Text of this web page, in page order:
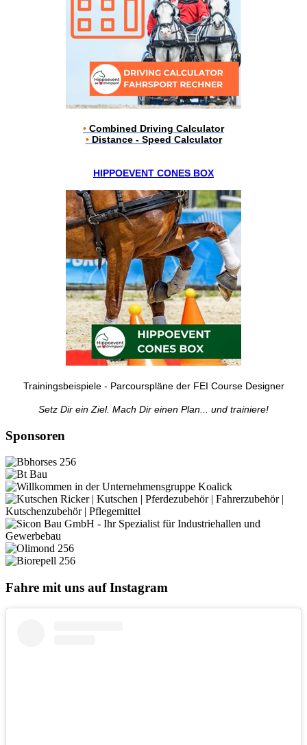
• Combined Driving Calculator
•Distance - Speed Calculator
HIPPOEVENT CONES BOX
Trainingsbeispiele - Parcourspläne der FEI Course Designer
Setz Dir ein Ziel. Mach Dir einen Plan... und trainiere!
Sponsoren
Fahre mit uns auf Instagram